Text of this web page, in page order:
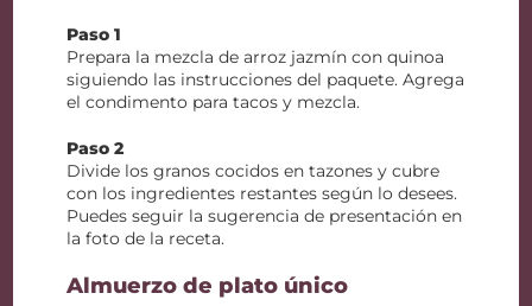
Paso 1
Prepara la mezcla de arroz jazmín con quinoa
siguiendo las instrucciones del paquete. Agrega
el condimento para tacos y mezcla.
Paso 2
Divide los granos cocidos en tazones y cubre
con los ingredientes restantes según lo desees.
Puedes seguir la sugerencia de presentación en
la foto de la receta.
Almuerzo de plato único